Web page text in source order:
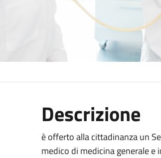
Descrizione
è offerto alla cittadinanza un
medico di medicina generale